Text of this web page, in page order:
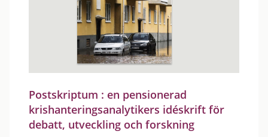
Postskriptum : en pensionerad
krishanteringsanalytikers idéskrift för
debatt, utveckling och forskning